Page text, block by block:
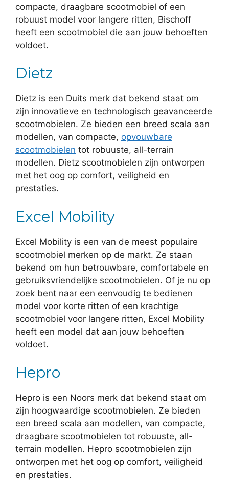
compacte, draagbare scootmobiel of een
robuust model voor langere ritten, Bischoff
heeft een scootmobiel die aan jouw behoeften
voldoet.
Dietz
Dietz is een Duits merk dat bekend staat om
zijn innovatieve en technologisch geavanceerde
scootmobielen. Ze bieden een breed scala aan
modellen, van compacte, opvouwbare
scootmobielen tot robuuste, all-terrain
modellen. Dietz scootmobielen zijn ontworpen
met het oog op comfort, veiligheid en
prestaties.
Excel Mobility
Excel Mobility is een van de meest populaire
scootmobiel merken op de markt. Ze staan
bekend om hun betrouwbare, comfortabele en
gebruiksvriendelijke scootmobielen. Of je nu op
zoek bent naar een eenvoudig te bedienen
model voor korte ritten of een krachtige
scootmobiel voor langere ritten, Excel Mobility
heeft een model dat aan jouw behoeften
voldoet.
Hepro
Hepro is een Noors merk dat bekend staat om
zijn hoogwaardige scootmobielen. Ze bieden
een breed scala aan modellen, van compacte,
draagbare scootmobielen tot robuuste, all-
terrain modellen. Hepro scootmobielen zijn
ontworpen met het oog op comfort, veiligheid
en prestaties.